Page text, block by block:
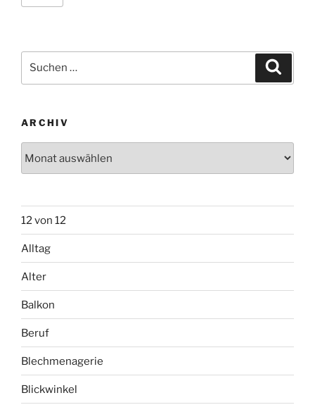
nach:
ARCHIV
12 von 12
Alltag
Alter
Balkon
Beruf
Blechmenagerie
Blickwinkel